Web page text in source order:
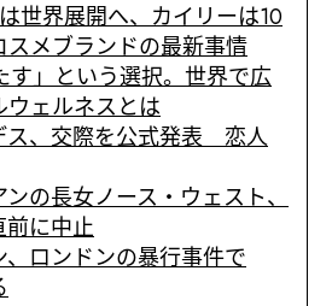
世界展開へ、カイリーは10
メブランドの最新事情
」という選択。世界で広
ェルネスとは
ス、交際を公式発表 恋人
の長女ノース・ウェスト、
前に中止
ロンドンの暴行事件で